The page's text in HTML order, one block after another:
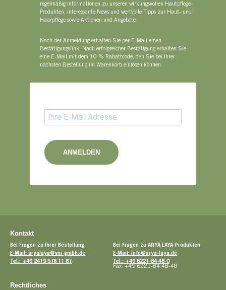
regelmäßig Informationen zu unseren wirkungsvollen Hautpflege-
Produkten, interessante News und wertvolle Tipps zur Haut- und
Haarpflege sowie Aktionen und Angebote.
Nach der Anmeldung erhalten Sie per E-Mail einen
Bestätigungslink. Nach erfolgreicher Bestätigung erhalten Sie
eine E-Mail mit dem 10 % Rabattcode, den Sie bei Ihrer
nächsten Bestellung im Warenkorb einlösen können.
ANMELDEN
Kontakt
Bei Fragen zu Ihrer Bestellung
E-Mail: aryalaya@vni-gmbh.de
Tel.: +49 2419 578 11 87
Bei Fragen zu ARYA LAYA Produkten
E-Mail: info@arya-laya.de
Tel.: +49 6221-84 48-0
Fax: +49 6221-84 48-48
Rechtliches